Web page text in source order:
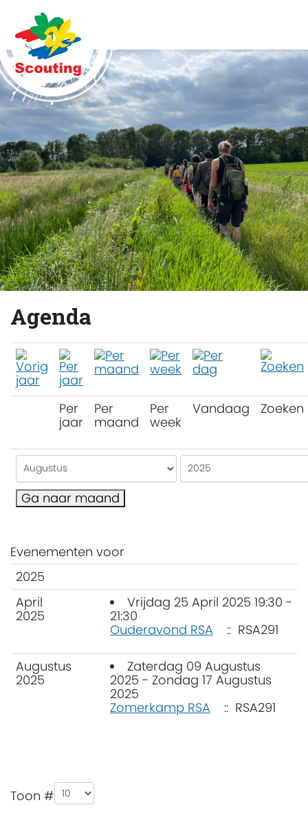
Agenda
Per
jaar
Per
maand
Per
week
Vandaag Zoeken
Ga naar maand
Evenementen voor
2025
April
2025
Vrijdag 25 April 2025 19:30 -
21:30
Ouderavond RSA
:: RSA291
Augustus
2025
Zaterdag 09 Augustus
2025 - Zondag 17 Augustus
2025
Zomerkamp RSA
:: RSA291
Pagination List Limit
Toon #